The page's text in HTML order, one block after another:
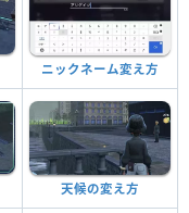
ニックネーム変え方
天候の変え方